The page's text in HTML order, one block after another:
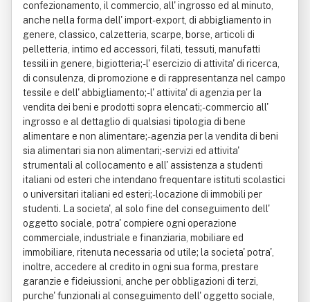
confezionamento, il commercio, all' ingrosso ed al minuto,
anche nella forma dell' import- export, di abbigliamento in
genere, classico, calzetteria, scarpe, borse, articoli di
pelletteria, intimo ed accessori, filati, tessuti, manufatti
tessili in genere, bigiotteria;- l' esercizio di attivita' di ricerca,
di consulenza, di promozione e di rappresentanza nel campo
tessile e dell' abbigliamento;- l' attivita' di agenzia per la
vendita dei beni e prodotti sopra elencati;- commercio all'
ingrosso e al dettaglio di qualsiasi tipologia di bene
alimentare e non alimentare;- agenzia per la vendita di beni
sia alimentari sia non alimentari;- servizi ed attivita'
strumentali al collocamento e all' assistenza a studenti
italiani od esteri che intendano frequentare istituti scolastici
o universitari italiani ed esteri;- locazione di immobili per
studenti. La societa', al solo fine del conseguimento dell'
oggetto sociale, potra' compiere ogni operazione
commerciale, industriale e finanziaria, mobiliare ed
immobiliare, ritenuta necessaria od utile; la societa' potra',
inoltre, accedere al credito in ogni sua forma, prestare
garanzie e fideiussioni, anche per obbligazioni di terzi,
purche' funzionali al conseguimento dell' oggetto sociale,